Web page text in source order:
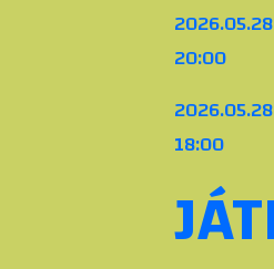
2026.05.28
20:00
2026.05.28
18:00